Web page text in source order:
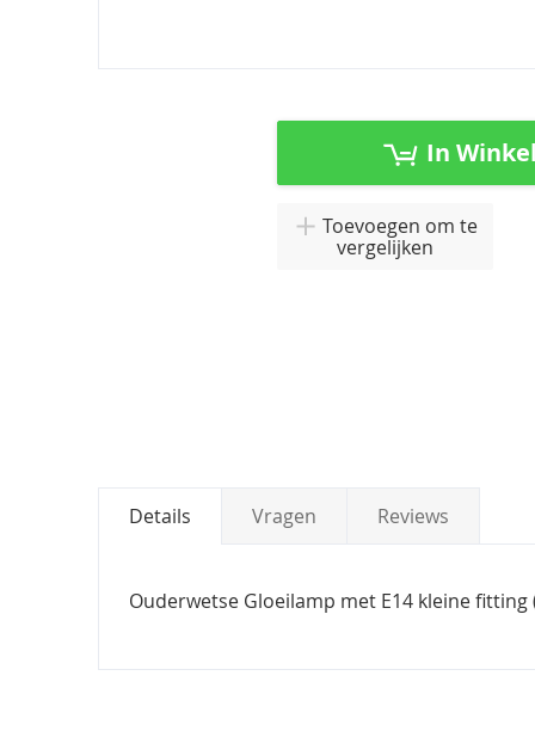
In
Toevoegen om te
vergelijken
Details Vragen Reviews
Ouderwetse Gloeilamp met E14 kleine